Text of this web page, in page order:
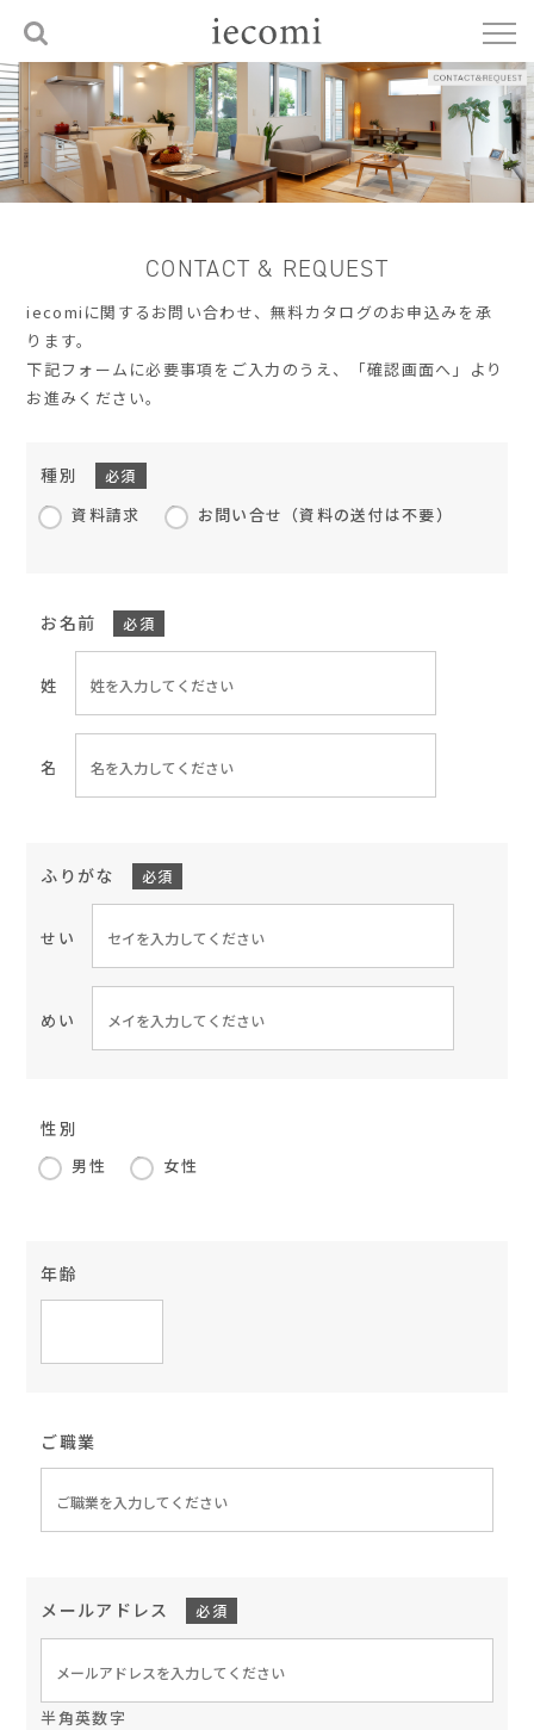
CONTACT & REQUEST
iecomiに関するお問い合わせ、無料カタログのお申込みを承
ります。
下記フォームに必要事項をご入力のうえ、「確認画面へ」より
お進みください。
種別 必須
資料請求 お問い合せ（資料の送付は不要）
お名前 必須
姓
名
ふりがな 必須
せい
めい
性別
男性 女性
年齢
ご職業
メールアドレス 必須
半角英数字